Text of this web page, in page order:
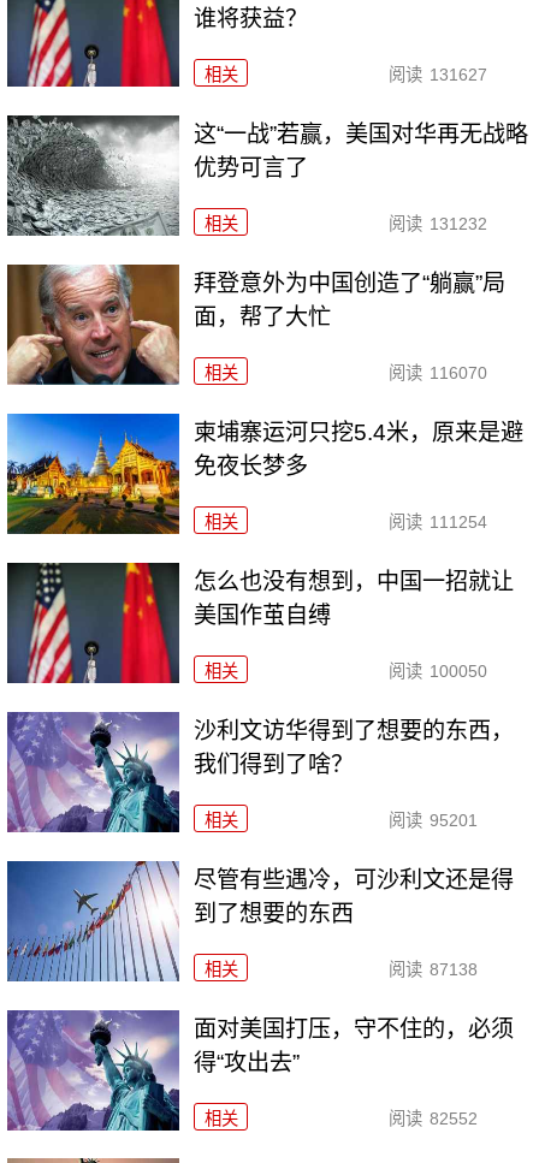
谁将获益？
相关 阅读 131627
这“一战”若赢，美国对华再无战略
优势可言了
相关 阅读 131232
拜登意外为中国创造了“躺赢”局
面，帮了大忙
相关 阅读 116070
柬埔寨运河只挖5.4米，原来是避
免夜长梦多
相关 阅读 111254
怎么也没有想到，中国一招就让
美国作茧自缚
相关 阅读 100050
沙利文访华得到了想要的东西，
我们得到了啥？
相关 阅读 95201
尽管有些遇冷，可沙利文还是得
到了想要的东西
相关 阅读 87138
面对美国打压，守不住的，必须
得“攻出去”
相关 阅读 82552